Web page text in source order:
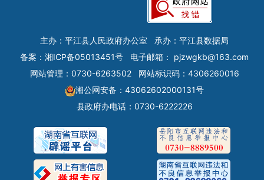
主办：平江县人民政府办公室
承办：平江县数据局
备案： 湘ICP备05013451号 电子邮箱： pjzwgkb@163.com
网站管理：0730-6263502
网站标识码：4306260016
湘公网安备：43062602000131号
县政府办电话：0730-6222226